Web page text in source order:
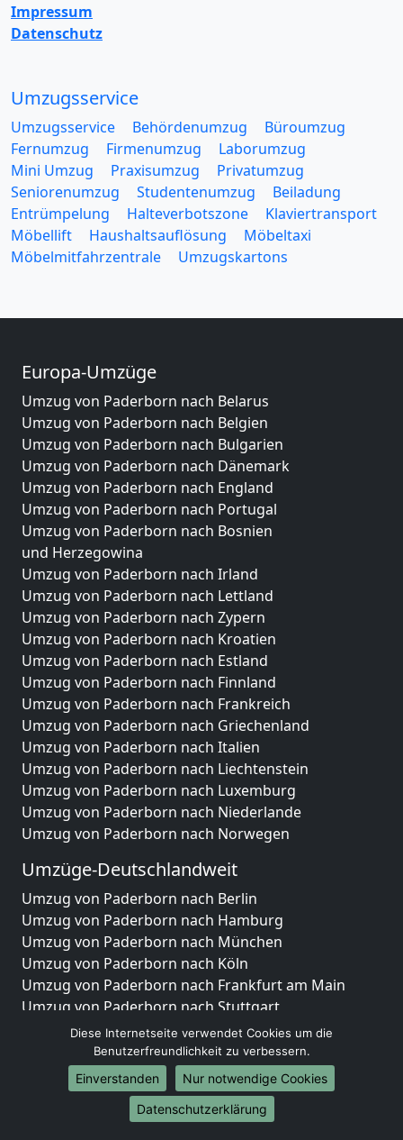
Impressum
Datenschutz
Umzugsservice
Umzugsservice Behördenumzug
Büroumzug
Fernumzug
Firmenumzug
Laborumzug
Mini Umzug
Praxisumzug
Privatumzug
Seniorenumzug
Studentenumzug
Beiladung
Entrümpelung
Halteverbotszone
Klaviertransport
Möbellift
Haushaltsauflösung
Möbeltaxi
Möbelmitfahrzentrale
Umzugskartons
Europa-Umzüge
Umzug von Paderborn nach Belarus
Umzug von Paderborn nach Belgien
Umzug von Paderborn nach Bulgarien
Umzug von Paderborn nach Dänemark
Umzug von Paderborn nach England
Umzug von Paderborn nach Portugal
Umzug von Paderborn nach Bosnien
und Herzegowina
Umzug von Paderborn nach Irland
Umzug von Paderborn nach Lettland
Umzug von Paderborn nach Zypern
Umzug von Paderborn nach Kroatien
Umzug von Paderborn nach Estland
Umzug von Paderborn nach Finnland
Umzug von Paderborn nach Frankreich
Umzug von Paderborn nach Griechenland
Umzug von Paderborn nach Italien
Umzug von Paderborn nach Liechtenstein
Umzug von Paderborn nach Luxemburg
Umzug von Paderborn nach Niederlande
Umzug von Paderborn nach Norwegen
Umzüge-Deutschlandweit
Umzug von Paderborn nach Berlin
Umzug von Paderborn nach Hamburg
Umzug von Paderborn nach München
Umzug von Paderborn nach Köln
Umzug von Paderborn nach Frankfurt am Main
Umzug von Paderborn nach Stuttgart
Umzug von Paderborn nach Düsseldorf
Umzug von Paderborn nach Leipzig
Umzug von Paderborn nach Dortmund
Umzug von Paderborn nach Essen
Umzug von Paderborn nach Bremen
Diese Internetseite verwendet Cookies um die
Benutzerfreundlichkeit zu verbessern.
Einverstanden
Nur notwendige Cookies
Datenschutzerklärung